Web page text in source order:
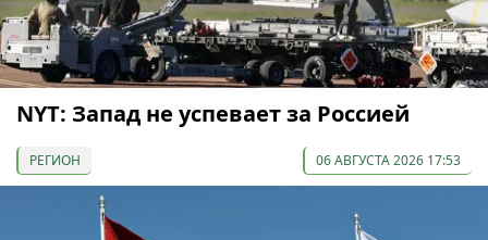
NYT: Запад не успевает за Россией
РЕГИОН 06 АВГУСТА 2026 17:53